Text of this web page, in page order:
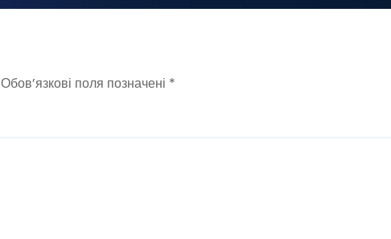
Обов’язкові поля позначені *